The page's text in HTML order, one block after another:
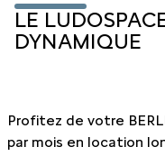
LE
DYNAMIQUE
Profitez de votre
par mois en location